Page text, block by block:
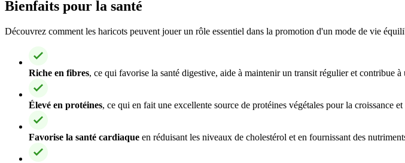
Bienfaits pour la santé
Découvrez comment les haricots peuvent jouer un rôle essentiel dans la promotion d'un mode de vie
Riche en fibres, ce qui favorise la santé digestive, aide à maintenir un transit régulier et contribue
Élevé en protéines, ce qui en fait une excellente source de protéines végétales pour la croissance
Favorise la santé cardiaque en réduisant les niveaux de cholestérol et en fournissant des